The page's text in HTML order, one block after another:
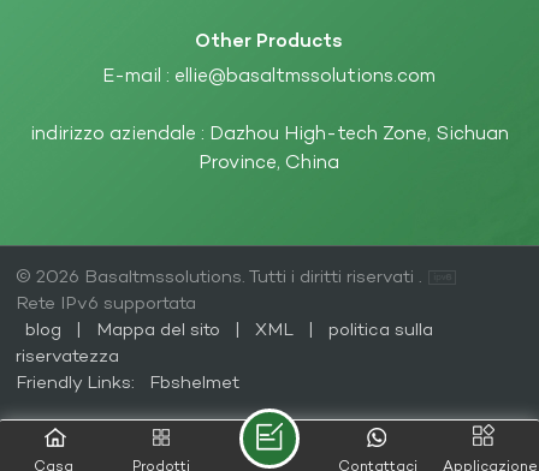
Other Products
E-mail : ellie@basaltmssolutions.com
indirizzo aziendale : Dazhou High-tech Zone, Sichuan
Province, China
© 2026 Basaltmssolutions. Tutti i diritti riservati .
Rete IPv6 supportata
blog
Mappa del sito XML
politica sulla
riservatezza
Friendly Links:
Fbshelmet